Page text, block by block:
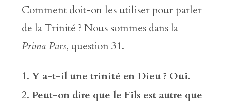
Comment doit-on les utiliser pour parler
de la Trinité ? Nous sommes dans la
Prima Pars, question 31.
Y a-t-il une trinité en Dieu ? Oui.
Peut-on dire que le Fils est autre que